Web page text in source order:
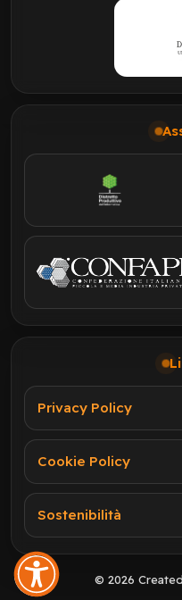
Privacy Policy
Cookie Policy
Sostenibilità
© 2026